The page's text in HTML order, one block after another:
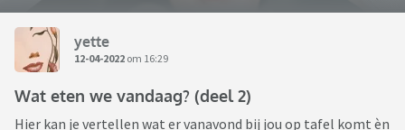
yette
12-04-2022 om 16:29
Wat eten we vandaag? (deel 2)
Hier kan je vertellen wat er vanavond bij jou op tafel komt èn